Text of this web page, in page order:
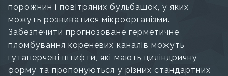
порожнин і повітряних бульбашок, у яких
можуть розвиватися мікроорганізми.
Забезпечити прогнозоване герметичне
пломбування кореневих каналів можуть
гутаперчеві штифти, які мають циліндричну
форму та пропонуються у різних стандартних